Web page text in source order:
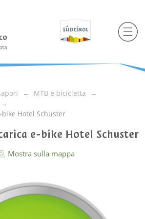
MTB e bicicletta
Hotel Schuster
e-bike Hotel Schuster
Mostra sulla mappa